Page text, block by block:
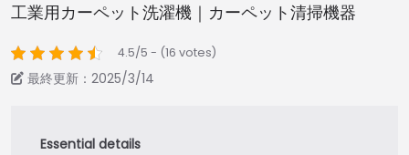
工業用カーペット洗濯機｜カーペット清掃機器
4.5/5 - (16 votes)
最終更新：2025/3/14